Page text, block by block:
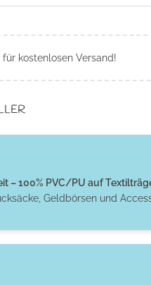
kostenlosen Versand!
– 100% PVC/PU auf
Geldbörsen und